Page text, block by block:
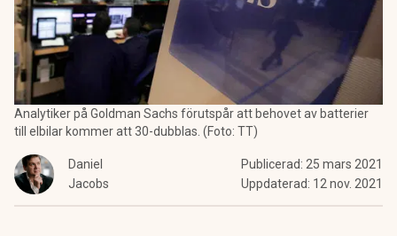
Analytiker på Goldman Sachs förutspår att behovet av batterier
till elbilar kommer att 30-dubblas. (Foto: TT)
Daniel
Jacobs
Publicerad: 25 mars 2021
Uppdaterad: 12 nov. 2021